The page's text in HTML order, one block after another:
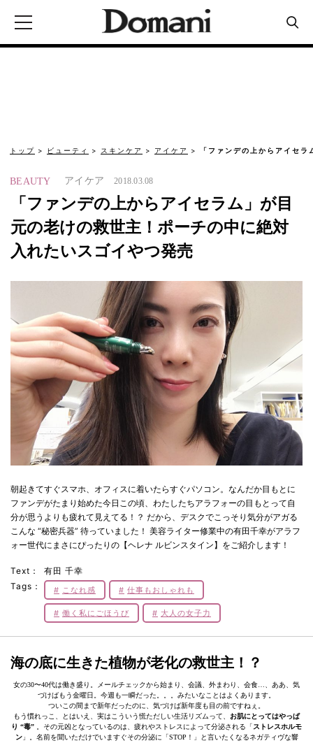
トップ ビューティ スキンケア アイケア 「ファンデの上からアイセ
BEAUTY アイケア 2018.03.08
「ファンデの上からアイセラム」が目
元の老けの救世主！ポーチの中に絶対
入れたいスゴイやつ発売
朝起きてすぐスマホ、オフィスに着いたらすぐパソコン。なんだか目もとに
ファンデがたまり始めた今日この頃、わたしたちアラフォーの目もとって自
分が思うよりも疲れて見えてる！？ だから、デスクでこっそり気分がアガる
こんな “秘密兵器” 待っていました！ 美容ライター修業中の有田千幸がアラフ
ォー世代にまさにぴったりの【ヘレナ ルビンスタイン】をご紹介します！
Text：
有田 千幸
Tags：
こなれ感 仕事もおしゃれも
働く私にごほうび 大人の女子力
海の底に生きた植物が老化の救世主！？
女の30〜40代は働き盛り。メールチェックから始まり、会議、外まわり、会食…、ああ、気
づけばもう金曜日。今週も一瞬だった。。。みたいなことはよくあります。
ついこの間まで新年だったのに、気づけば新年度も目の前ですねぇ。
もう慣れっこ、とはいえ、実はこういう慌ただしい生活リズムって、 お肌にとってはやっぱ
り “毒” 。その元凶となっているのは、疲れやストレスによって分泌される「ストレスホルモ
ン」。名前を聞いただけでいますぐその分泌に「STOP！」と言いたくなるネガティヴな響